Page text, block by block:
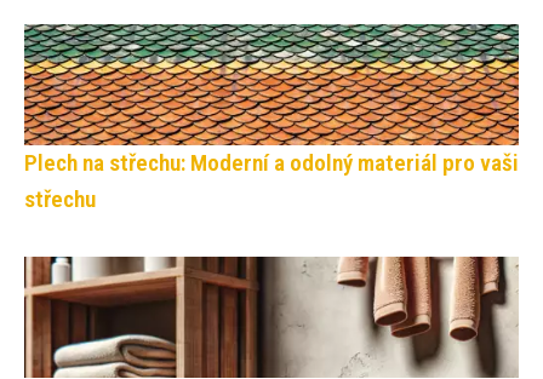
Plech na střechu: Moderní a odolný materiál pro vaši
střechu